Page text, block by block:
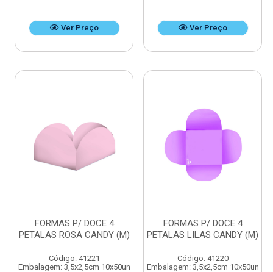
Ver Preço Ver Preço
FORMAS P/ DOCE 4
PETALAS ROSA CANDY (M)
Código: 41221
Embalagem: 3,5x2,5cm 10x50un
FORMAS P/ DOCE 4
PETALAS LILAS CANDY (M)
Código: 41220
Embalagem: 3,5x2,5cm 10x50un